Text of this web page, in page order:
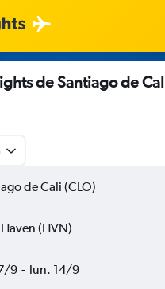
de Santiago de
de Cali (CLO)
(HVN)
9 - lun. 14/9